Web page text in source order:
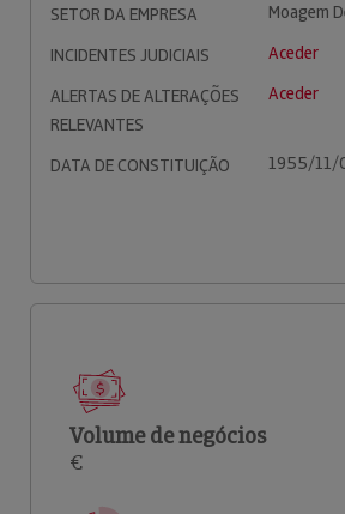
SETOR DA EMPRESA
Moagem
INCIDENTES JUDICIAIS
Aceder
ALERTAS DE ALTERAÇÕES
RELEVANTES
Aceder
DATA DE CONSTITUIÇÃO 1955/11/
Volume de negócios
€